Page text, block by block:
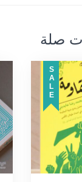
صلة
SALE